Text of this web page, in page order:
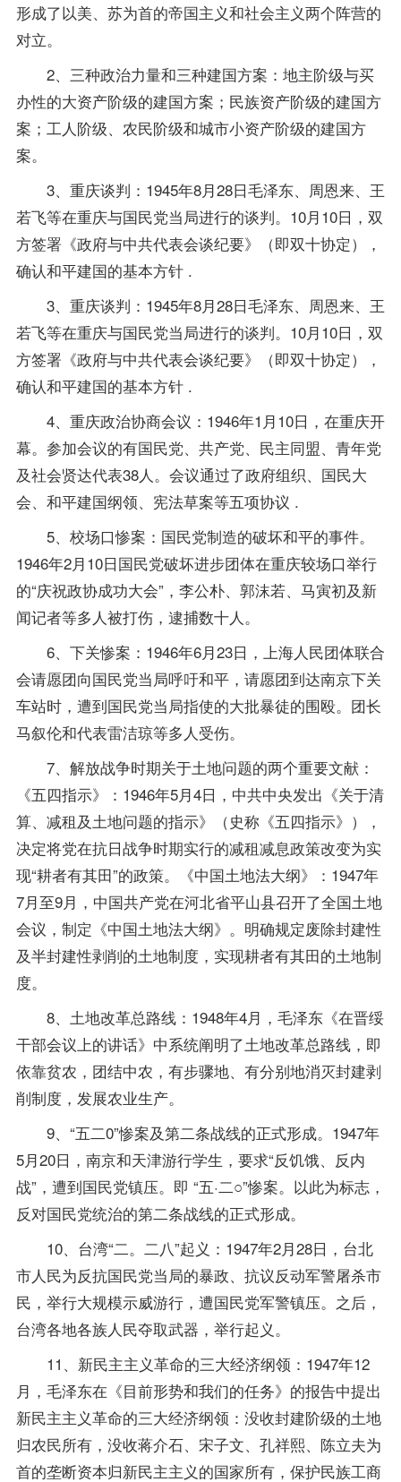
形成了以美、苏为首的帝国主义和社会主义两个阵营的
对立。
2、三种政治力量和三种建国方案：地主阶级与买
办性的大资产阶级的建国方案；民族资产阶级的建国方
案；工人阶级、农民阶级和城市小资产阶级的建国方
案。
3、重庆谈判：1945年8月28日毛泽东、周恩来、王
若飞等在重庆与国民党当局进行的谈判。10月10日，双
方签署《政府与中共代表会谈纪要》（即双十协定），
确认和平建国的基本方针 .
3、重庆谈判：1945年8月28日毛泽东、周恩来、王
若飞等在重庆与国民党当局进行的谈判。10月10日，双
方签署《政府与中共代表会谈纪要》（即双十协定），
确认和平建国的基本方针 .
4、重庆政治协商会议：1946年1月10日，在重庆开
幕。参加会议的有国民党、共产党、民主同盟、青年党
及社会贤达代表38人。会议通过了政府组织、国民大
会、和平建国纲领、宪法草案等五项协议 .
5、校场口惨案：国民党制造的破坏和平的事件。
1946年2月10日国民党破坏进步团体在重庆较场口举行
的“庆祝政协成功大会”，李公朴、郭沫若、马寅初及新
闻记者等多人被打伤，逮捕数十人。
6、下关惨案：1946年6月23日，上海人民团体联合
会请愿团向国民党当局呼吁和平，请愿团到达南京下关
车站时，遭到国民党当局指使的大批暴徒的围殴。团长
马叙伦和代表雷洁琼等多人受伤。
7、解放战争时期关于土地问题的两个重要文献：
《五四指示》：1946年5月4日，中共中央发出《关于清
算、减租及土地问题的指示》（史称《五四指示》），
决定将党在抗日战争时期实行的减租减息政策改变为实
现“耕者有其田”的政策。《中国土地法大纲》：1947年
7月至9月，中国共产党在河北省平山县召开了全国土地
会议，制定《中国土地法大纲》。明确规定废除封建性
及半封建性剥削的土地制度，实现耕者有其田的土地制
度。
8、土地改革总路线：1948年4月，毛泽东《在晋绥
干部会议上的讲话》中系统阐明了土地改革总路线，即
依靠贫农，团结中农，有步骤地、有分别地消灭封建剥
削制度，发展农业生产。
9、“五二0”惨案及第二条战线的正式形成。1947年
5月20日，南京和天津游行学生，要求“反饥饿、反内
战”，遭到国民党镇压。即 “五·二○”惨案。以此为标志，
反对国民党统治的第二条战线的正式形成。
10、台湾“二。二八”起义：1947年2月28日，台北
市人民为反抗国民党当局的暴政、抗议反动军警屠杀市
民，举行大规模示威游行，遭国民党军警镇压。之后，
台湾各地各族人民夺取武器，举行起义。
11、新民主主义革命的三大经济纲领：1947年12
月，毛泽东在《目前形势和我们的任务》的报告中提出
新民主主义革命的三大经济纲领：没收封建阶级的土地
归农民所有，没收蒋介石、宋子文、孔祥熙、陈立夫为
首的垄断资本归新民主主义的国家所有，保护民族工商